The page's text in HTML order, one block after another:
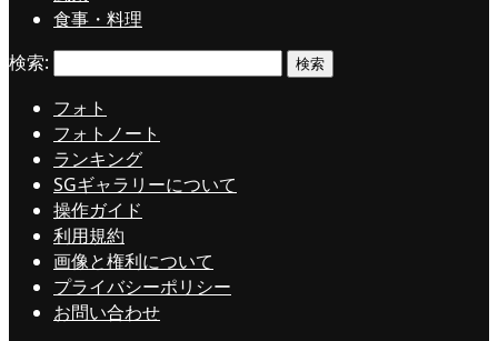
食事・料理
フォト
フォトノート
ランキング
SGギャラリーについて
操作ガイド
利用規約
画像と権利について
プライバシーポリシー
お問い合わせ
検索: